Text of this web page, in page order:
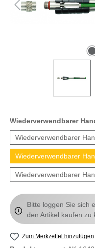
Wiederverwendbarer
Wiederverwendbarer
Wiederverwendbarer
Wiederverwendbarer
Bitte loggen Sie sich
den Artikel kaufen zu
Zum Merkzettel hinzufügen